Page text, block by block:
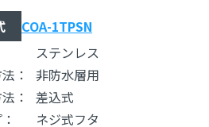
COA-1TPSN
ステンレス
：
非防水層用
：
差込式
ネジ式フタ